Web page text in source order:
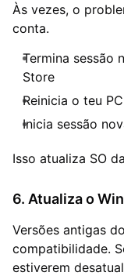
Às vezes, o
conta.
Termina sessão
Store
Reinicia o teu PC
Inicia sessão
Isso atualiza SO
6. Atualiza o
Versões antigas
compatibilidade.
estiverem